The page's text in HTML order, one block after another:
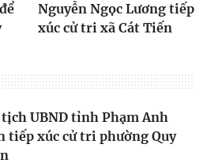
Nguyễn Ngọc Lương tiếp
xúc cử tri xã Cát Tiến
tịch UBND tỉnh Phạm Anh
tiếp xúc cử tri phường Quy